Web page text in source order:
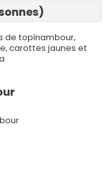
de topinambour,
carottes jaunes et